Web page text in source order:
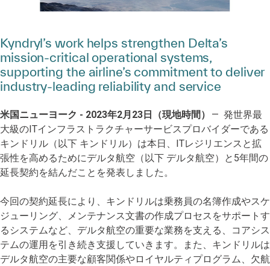
Kyndryl’s work helps strengthen Delta’s
mission-critical operational systems,
supporting the airline’s commitment to deliver
industry-leading reliability and service
米国ニューヨーク - 2023年2月23日（現地時間）
— 発世界最
大級のITインフラストラクチャーサービスプロバイダーである
キンドリル（以下 キンドリル）は本日、ITレジリエンスと拡
張性を高めるためにデルタ航空（以下 デルタ航空）と5年間の
延長契約を結んだことを発表しました。
今回の契約延長により、キンドリルは乗務員の名簿作成やスケ
ジューリング、メンテナンス文書の作成プロセスをサポートす
るシステムなど、デルタ航空の重要な業務を支える、コアシス
テムの運用を引き続き支援していきます。また、キンドリルは
デルタ航空の主要な顧客関係やロイヤルティプログラム、欠航